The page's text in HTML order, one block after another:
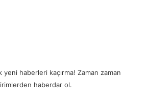
haberleri kaçırma! Zaman zaman
haberdar ol.